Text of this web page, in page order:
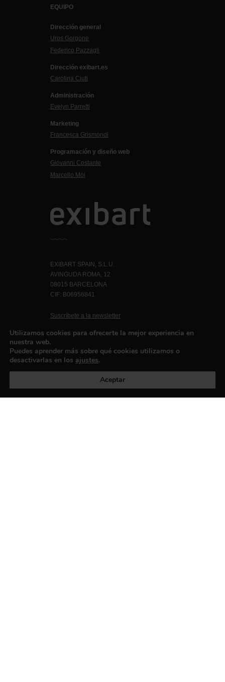
EQUIPO
Dirección general
Uros Gorgone
Federico Pazzagli
Dirección exibart.es
Carolina Ciuti
Administración
Evelyn Parretti
Marketing
Francesca Grismondi
Programación y diseño web
Giovanni Costante
Marcello Moi
EXIBART SPAIN, S.L.U.
AVINGUDA ROMA, 12
08015 BARCELONA
CIF: B06956841
Suscríbete a la newsletter
Política de privacidad
Utilizamos cookies para ofrecerte la mejor experiencia en
nuestra web.
Puedes aprender más sobre qué cookies utilizamos o
desactivarlas en los ajustes.
Aceptar